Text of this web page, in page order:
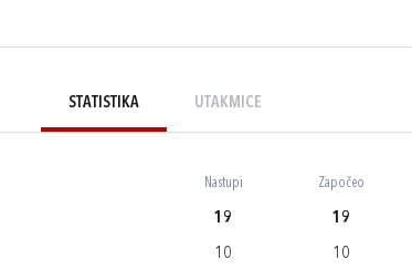
STATISTIKA UTAKMICE
Nastupi Započeo
19 19
10 10